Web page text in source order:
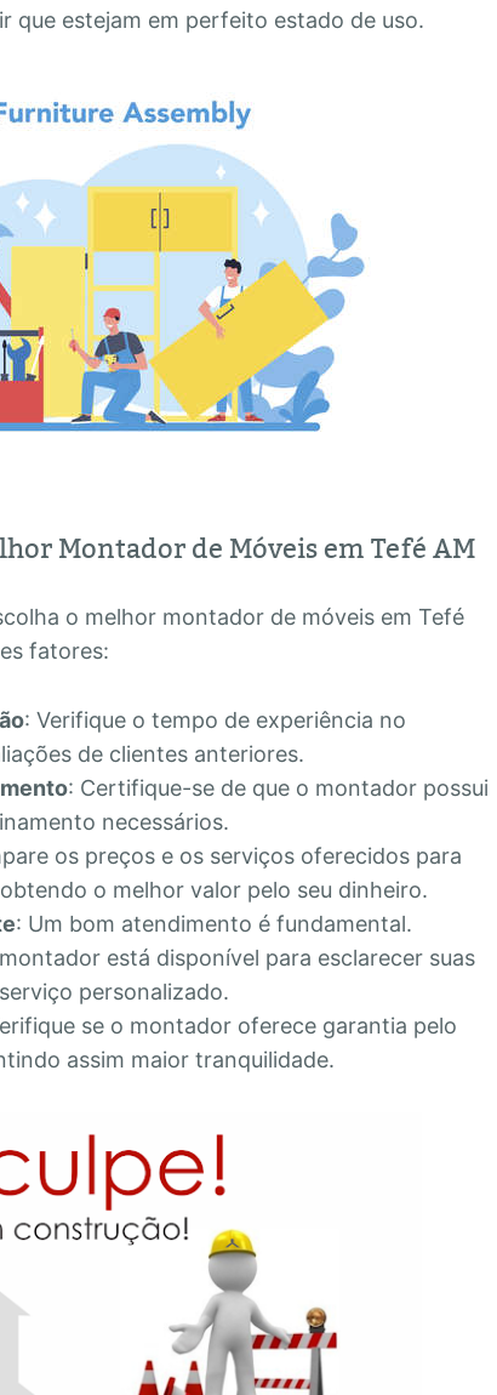
que estejam em perfeito estado de uso.
Montador de Móveis em Tefé AM
o melhor montador de móveis em Tefé
fatores:
: Verifique o tempo de experiência no
de clientes anteriores.
: Certifique-se de que o montador possui
necessários.
os preços e os serviços oferecidos para
o melhor valor pelo seu dinheiro.
: Um bom atendimento é fundamental.
está disponível para esclarecer suas
personalizado.
se o montador oferece garantia pelo
assim maior tranquilidade.